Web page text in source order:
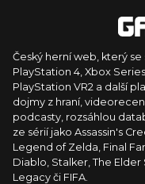
Český herní web, který
PlayStation 4, Xbox
PlayStation VR2 a další
dojmy z hraní,
podcasty, rozsáhlou
ze sérií jako Assassin's
Legend of Zelda, Final
Diablo, Stalker, The
Legacy či FIFA.